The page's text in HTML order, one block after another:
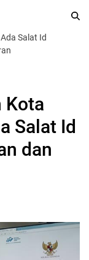
Salat Id
Kota
Salat Id
dan